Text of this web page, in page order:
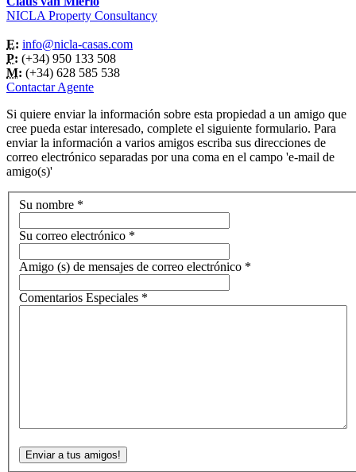
NICLA Property Consultancy
E: info@nicla-casas.com
P: (+34) 950 133 508
M: (+34) 628 585 538
Contactar Agente
Si quiere enviar la información sobre esta propiedad a un amigo que
cree pueda estar interesado, complete el siguiente formulario. Para
enviar la información a varios amigos escriba sus direcciones de
correo electrónico separadas por una coma en el campo 'e-mail de
amigo(s)'
Su nombre *
Su correo electrónico *
Amigo (s) de mensajes de correo electrónico *
Comentarios Especiales *